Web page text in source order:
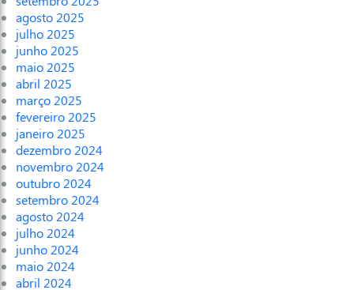
agosto 2025
julho 2025
junho 2025
maio 2025
abril 2025
março 2025
fevereiro 2025
janeiro 2025
dezembro 2024
novembro 2024
outubro 2024
setembro 2024
agosto 2024
julho 2024
junho 2024
maio 2024
abril 2024